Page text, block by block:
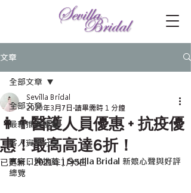
文章
全部文章
最新推廣優惠
客人實照分享
真實口碑推薦｜Sevilla Bridal 新娘心聲與好評
總覽
全部文章
👩👨醫護人員優惠 + 抗疫優
惠！最高高達6折！
Sevilla Bridal
2020年3月7日 讀畢需時 1 分鐘
已更新：2021年1月5日